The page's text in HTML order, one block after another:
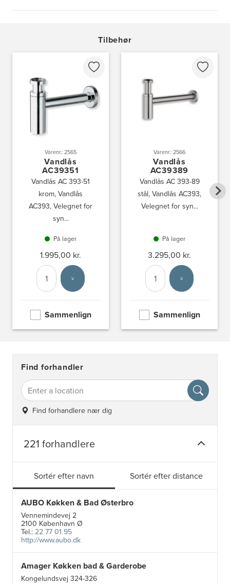
Tilbehør
Varenr.: 2565
Vandlås
AC39351
Vandlås AC 393-51
krom, Vandlås
AC393, Velegnet for
syn...
På lager
1.995,00 kr.
Antal
Vælg enhed
Sammenlign
Varenr.: 2566
Vandlås
AC39389
Vandlås AC 393-89
stål, Vandlås AC393,
Velegnet for syn...
På lager
3.295,00 kr.
Antal
Vælg enhed
Sammenlign
Find forhandler
Find forhandlere nær dig
221 forhandlere
Sortér efter navn Sortér efter distance
AUBO Køkken & Bad Østerbro
Vennemindevej 2
2100 København Ø
Tel.: 22 77 01 95
http://www.aubo.dk
Amager Køkken bad & Garderobe
Kongelundsvej 324-326